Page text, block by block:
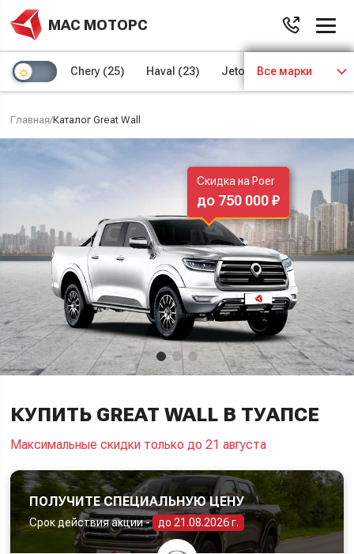
МАС МОТОРС
Chery (25) Haval (23) Jetour (8) Kaiyi (4)
Все марки
Главная/Каталог Great Wall
КУПИТЬ GREAT WALL В ТУАПСЕ
Максимальные скидки только до 21 августа
ПОЛУЧИТЕ СПЕЦИАЛЬНУЮ ЦЕНУ
Срок действия акции - до 21.08.2026 г.
Скидка на Poer
до 750 000 ₽